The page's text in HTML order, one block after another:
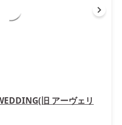
旧 アーヴェリ